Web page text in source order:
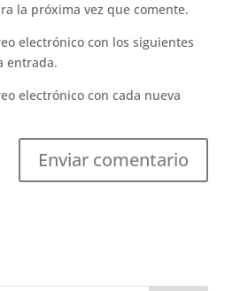
la próxima vez que comente.
electrónico con los siguientes
entrada.
electrónico con cada nueva